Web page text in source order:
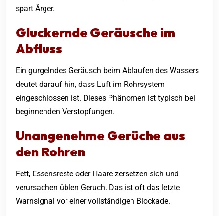
spart Ärger.
Gluckernde Geräusche im
Abfluss
Ein gurgelndes Geräusch beim Ablaufen des Wassers
deutet darauf hin, dass Luft im Rohrsystem
eingeschlossen ist. Dieses Phänomen ist typisch bei
beginnenden Verstopfungen.
Unangenehme Gerüche aus
den Rohren
Fett, Essensreste oder Haare zersetzen sich und
verursachen üblen Geruch. Das ist oft das letzte
Warnsignal vor einer vollständigen Blockade.